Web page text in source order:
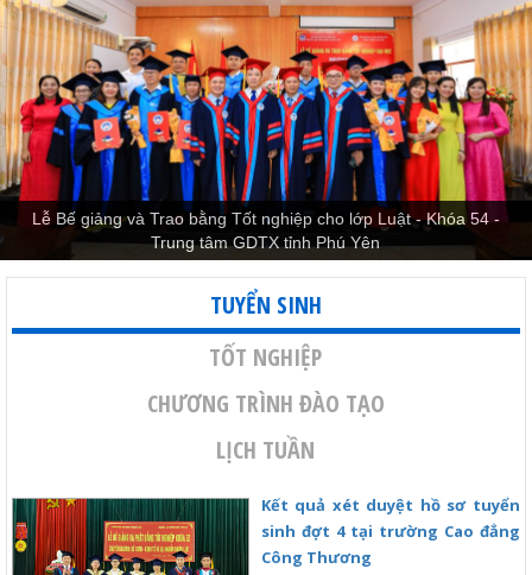
Lễ Bế giảng và Trao bằng Tốt nghiệp cho lớp Luật - Khóa 54 -
Trung tâm GDTX tỉnh Phú Yên
TUYỂN SINH
TỐT NGHIỆP
CHƯƠNG TRÌNH ĐÀO TẠO
LỊCH TUẦN
Kết quả xét duyệt hồ sơ tuyển
sinh đợt 4 tại trường Cao đẳng
Công Thương